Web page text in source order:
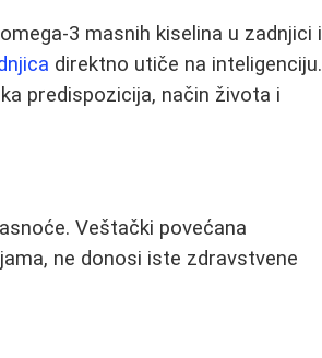
3 masnih kiselina u zadnjici i
direktno utiče na inteligenciju.
predispozicija, način života i
Veštački povećana
ne donosi iste zdravstvene